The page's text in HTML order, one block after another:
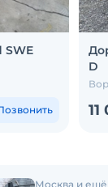
SWE
D
Москва и ещё